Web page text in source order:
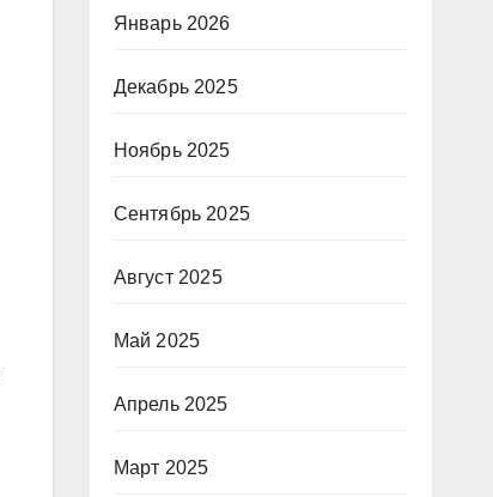
Январь 2026
Декабрь 2025
Ноябрь 2025
Сентябрь 2025
Август 2025
Май 2025
Апрель 2025
Март 2025